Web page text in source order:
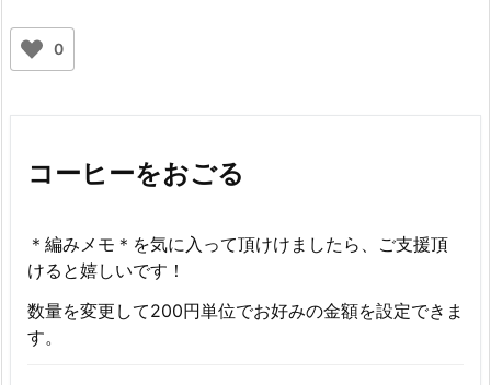
0
コーヒーをおごる
＊編みメモ＊を気に入って頂けけましたら、ご支援頂
けると嬉しいです！
数量を変更して200円単位でお好みの金額を設定できま
す。